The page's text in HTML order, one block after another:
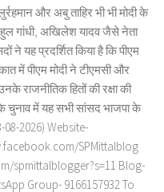
और अबु ताहिर भी भी मोदी के
गांधी, अखिलेश यादव जैसे नेता
ने यह प्रदर्शित किया है कि पीएम
में पीएम मोदी ने टीएमसी और
राजनीतिक हितों की रक्षा की
चुनाव में यह सभी सांसद भाजपा के
08-2026) Website-
SPMittalblog
spmittalblogger?s=11 Blog-
Group- 9166157932 To